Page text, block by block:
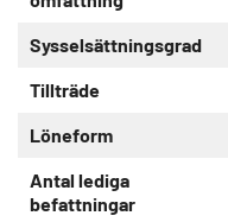
Sysselsättningsgrad
Tillträde
Löneform
Antal lediga
befattningar